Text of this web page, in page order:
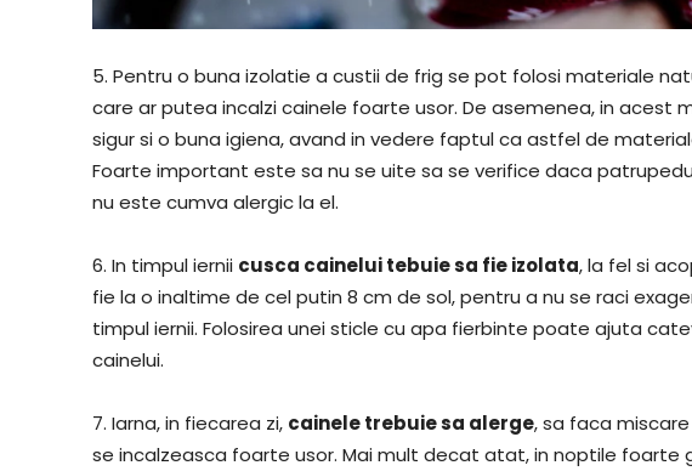
5. Pentru o buna izolatie a custii de frig se pot folosi materiale
care ar putea incalzi cainele foarte usor. De asemenea, in acest
sigur si o buna igiena, avand in vedere faptul ca astfel de
Foarte important este sa nu se uite sa se verifice daca
nu este cumva alergic la el.
6. In timpul iernii cusca cainelui tebuie sa fie izolata, la fel si
fie la o inaltime de cel putin 8 cm de sol, pentru a nu se raci
timpul iernii. Folosirea unei sticle cu apa fierbinte poate ajuta
cainelui.
7. Iarna, in fiecarea zi, cainele trebuie sa alerge, sa faca
se incalzeasca foarte usor. Mai mult decat atat, in noptile